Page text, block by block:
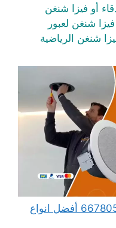
أو فيزا شنغن
شنغن لعبور
شنغن الرياضية
فني سماعات سقف بلوتوث 66780530 أفضل انواع